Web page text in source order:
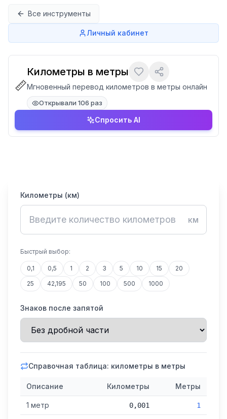
Все инструменты
Личный кабинет
📏
Километры в метры
Мгновенный перевод километров в метры онлайн
Открывали 106 раз
Спросить AI
Километры (км)
км
Быстрый выбор:
0,1 0,5 1 2 3 5 10 15
20
25
42,195 50 100 500 1000
Знаков после запятой
Справочная таблица: километры в метры
Описание Километры Метры
1 метр 0,001 1